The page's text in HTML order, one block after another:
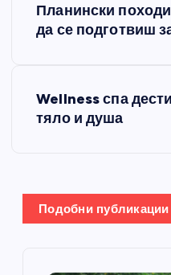
а
ц
Планински
да се подготвиш
Wellness спа
тяло и душа
Подобни публикации